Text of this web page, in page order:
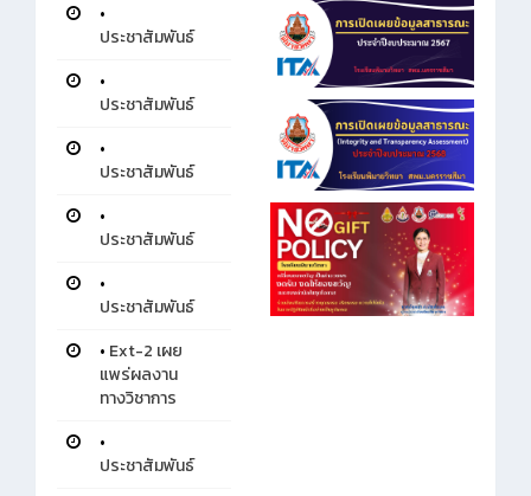
•
ประชาสัมพันธ์
•
ประชาสัมพันธ์
•
ประชาสัมพันธ์
•
ประชาสัมพันธ์
•
ประชาสัมพันธ์
• Ext-2 เผย
แพร่ผลงาน
ทางวิชาการ
•
ประชาสัมพันธ์